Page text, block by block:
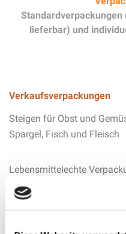
Standardverpackungen
lieferbar) und
Verkaufsverpackungen
Steigen für Obst und
Spargel, Fisch und Fleisch
Lebensmittelechte